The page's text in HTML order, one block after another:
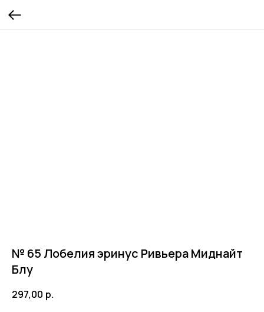
№ 65 Лобелия эринус Ривьера Миднайт
Блу
297,00 р.